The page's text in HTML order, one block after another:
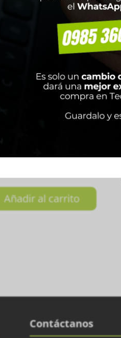
MEDIA COLOR GRIS
Añadir al carrito
Contáctanos